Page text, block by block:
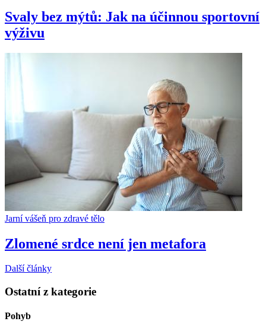
Svaly bez mýtů: Jak na účinnou sportovní
výživu
Jarní vášeň pro zdravé tělo
Zlomené srdce není jen metafora
Další články
Ostatní z kategorie
Pohyb